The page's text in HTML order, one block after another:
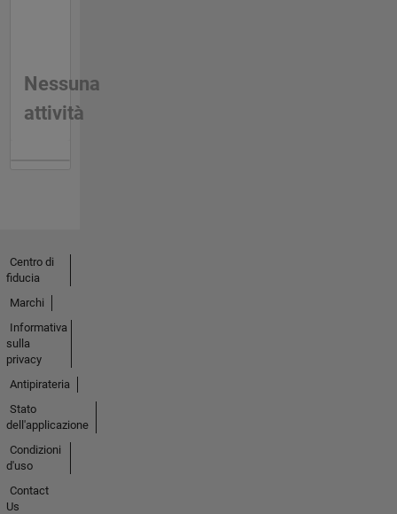
Nessuna
attività
Centro di
fiducia
Marchi
Informativa
sulla
privacy
Antipirateria
Stato
dell'applicazione
Condizioni
d'uso
Contact
Us